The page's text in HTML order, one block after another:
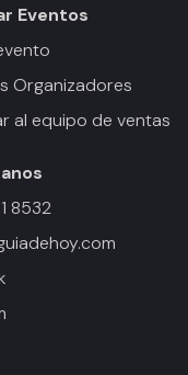
Eventos
Organizadores
al equipo de ventas
8532